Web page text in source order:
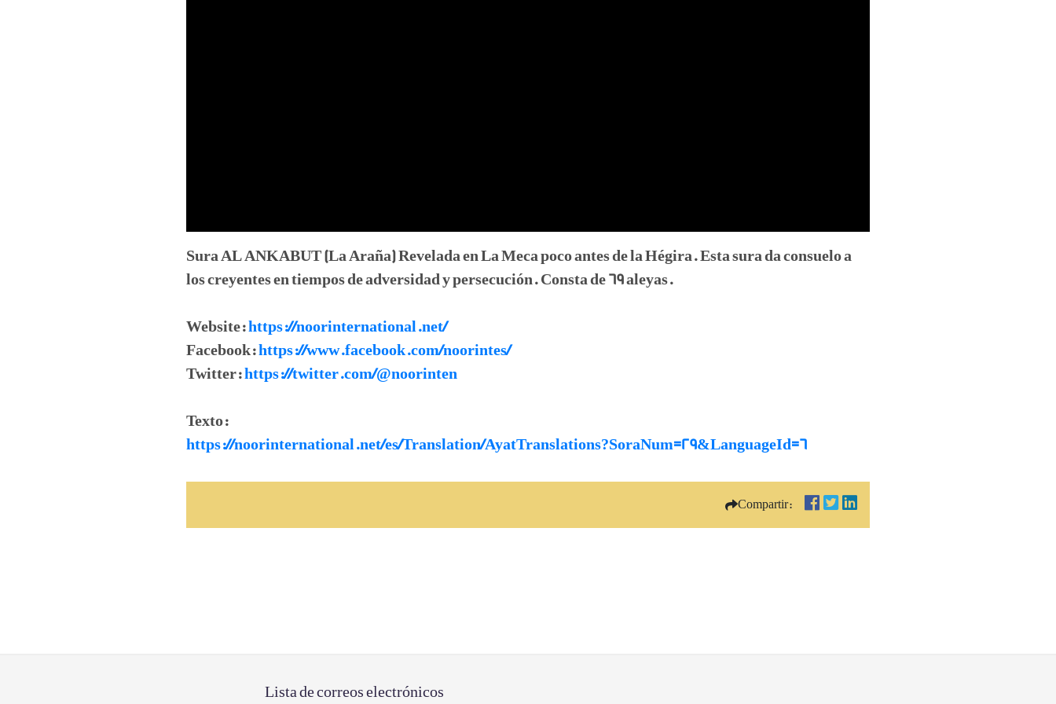
Sura AL ANKABUT (La Araña) Revelada en La Meca poco antes de la Hégira. Esta sura da consuelo a
los creyentes en tiempos de adversidad y persecución. Consta de 69 aleyas.
Website:https://noorinternational.net/
Facebook:https://www.facebook.com/noorintes/
Twitter:https://twitter.com/@noorinten
Texto:
https://noorinternational.net/es/Translation/AyatTranslations?SoraNum=29&LanguageId=6
Compartir:
Lista de correos electrónicos